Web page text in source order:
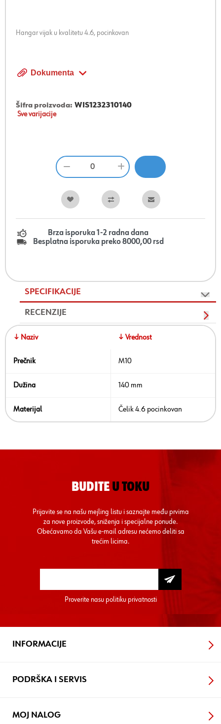
Hangar vijak u kvalitetu 4.6, pocinkovan
Dokumenta
Šifra proizvoda: WIS1232310140
Sve varijacije
Brza isporuka 1-2 radna dana
Besplatna isporuka preko 8000,00 rsd
SPECIFIKACIJE
RECENZIJE
↓ Naziv ↓ Vrednost
Prečnik M10
Dužina 140 mm
Materijal Čelik 4.6 pocinkovan
BUDITE U TOKU
Prijavite se na našu mejling listu i saznajte među prvima
za nove proizvode, sniženja i specijalne ponude.
Obećavamo da Vašu e-mail adresu nećemo deliti sa
trećim licima.
Proverite nasu politiku privatnosti
INFORMACIJE
PODRŠKA I SERVIS
MOJ NALOG